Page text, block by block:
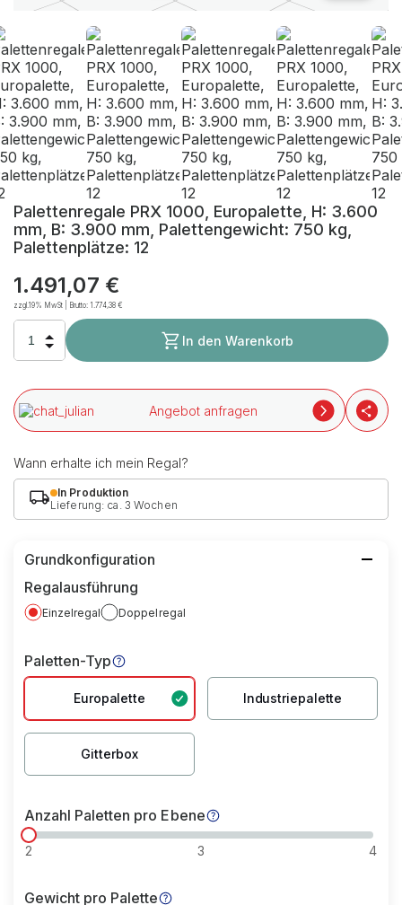
Palettenregale PRX 1000, Europalette, H: 3.600
mm, B: 3.900 mm, Palettengewicht: 750 kg,
Palettenplätze: 12
1.491,07 €
zzgl.19% MwSt | Brutto:1.774,38 €
In den Warenkorb
Angebot anfragen
Wann erhalte ich mein Regal?
In Produktion
Lieferung: ca. 3 Wochen
Grundkonfiguration
Regalausführung
Einzelregal Doppelregal
Paletten-Typ
Europalette Industriepalette
Gitterbox
Anzahl Paletten pro Ebene
2 3 4
Gewicht pro Palette